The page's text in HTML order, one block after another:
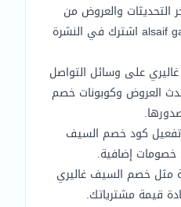
التحديثات والعروض من
السيف غاليري alsaif gallery اشترك في النشرة
على وسائل التواصل
العروض وكوبونات خصم
تفعيل كود خصم السيف
إضافية.
مثل خصم السيف غاليري
قيمة مشترياتك.